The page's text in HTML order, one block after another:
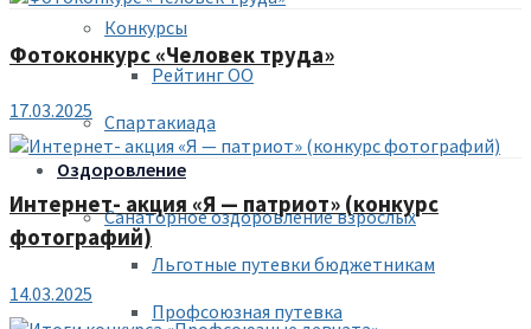
Конкурсы
Рейтинг ОО
Спартакиада
Оздоровление
Санаторное оздоровление взрослых
Льготные путевки бюджетникам
Профсоюзная путевка
Фотоконкурс «Человек труда»
17.03.2025
Интернет- акция «Я — патриот» (конкурс
фотографий)
14.03.2025